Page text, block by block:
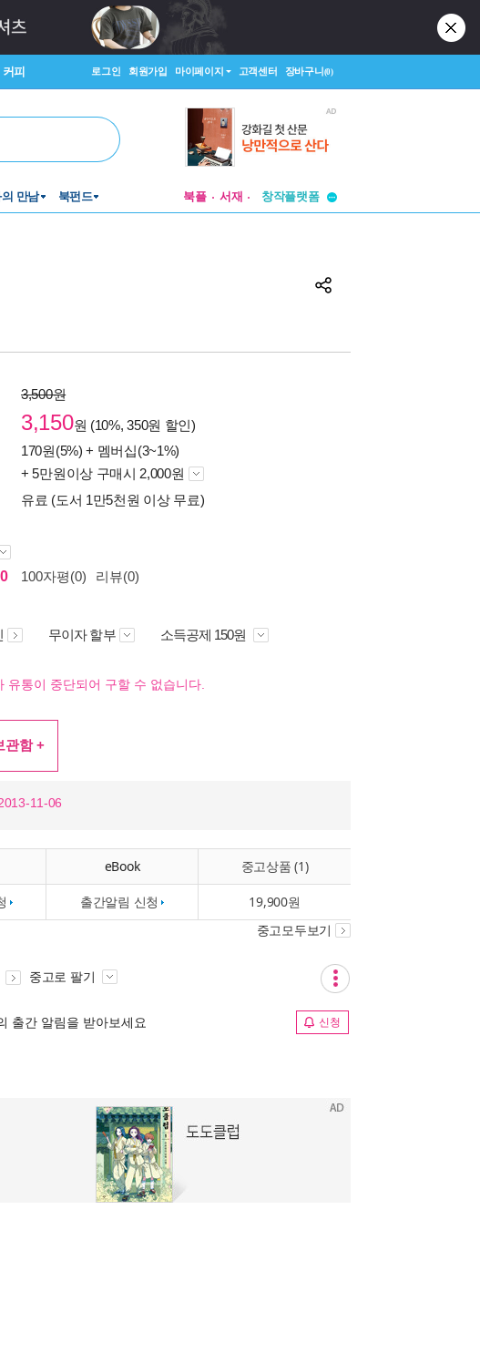
커피 로그인 회원가입 마이페이지 고객센터 장바구니(0)
만남 북펀드 북플 서재
3,500원
3,150원 (10%, 350원 할인)
170원(5%) + 멤버십(3~1%)
+ 5만원이상 구매시 2,000원
유료 (도서 1만5천원 이상 무료)
100자평(0) 리뷰(0)
무이자 할부 소득공제 150원
유통이 중단되어 구할 수 없습니다.
관함 +
11-06
eBook 중고상품 (1)
출간알림 신청 19,900원
중고모두보기
중고로 팔기
출간 알림을 받아보세요 신청